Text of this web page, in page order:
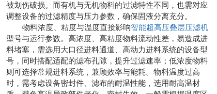
被划伤破损。而有机与无机物料的过滤特性不同，也需对应
调整设备的过滤精度与压力参数，确保固液分离充分。
物料浓度、粘度与温度直接影响智能超高压叠层压滤机
型号与运行参数。高浓度、高粘度物料流动性差，易造成进
料堵塞，需选用大口径进料通道、高动力进料系统的设备型
号，同时搭配适配的滤布孔隙，提升过滤速率；低浓度物料
则可选择常规进料系统，兼顾效率与能耗。物料温度过高
时，需考虑设备密封件、滤布的耐温性能，选用耐高温材